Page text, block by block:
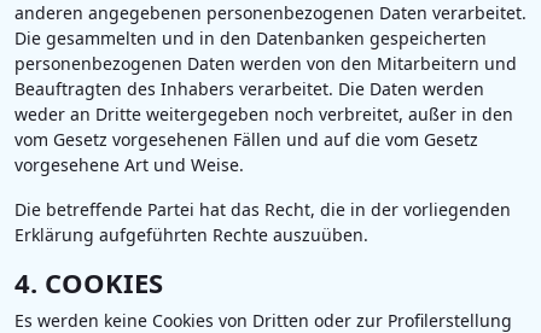
anderen angegebenen personenbezogenen Daten verarbeitet.
Die gesammelten und in den Datenbanken gespeicherten
personenbezogenen Daten werden von den Mitarbeitern und
Beauftragten des Inhabers verarbeitet. Die Daten werden
weder an Dritte weitergegeben noch verbreitet, außer in den
vom Gesetz vorgesehenen Fällen und auf die vom Gesetz
vorgesehene Art und Weise.
Die betreffende Partei hat das Recht, die in der vorliegenden
Erklärung aufgeführten Rechte auszuüben.
4. COOKIES
Es werden keine Cookies von Dritten oder zur Profilerstellung